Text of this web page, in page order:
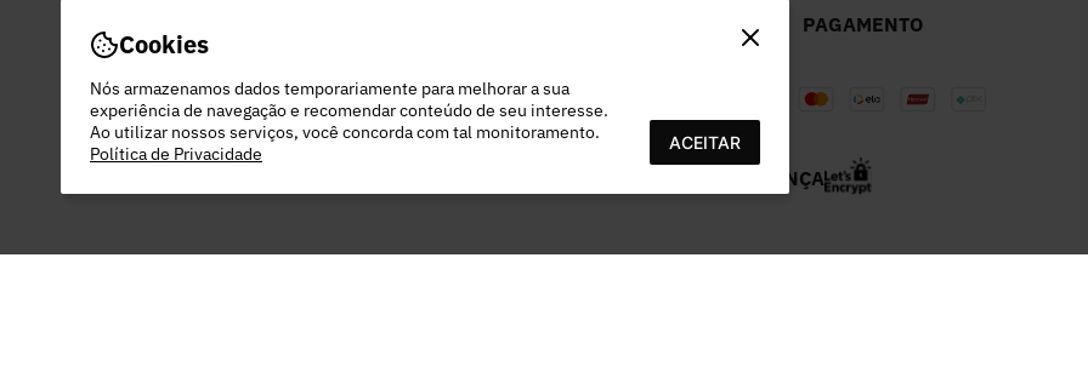
Cookies
Nós armazenamos dados temporariamente para melhorar a sua
experiência de navegação e recomendar conteúdo de seu interesse.
Ao utilizar nossos serviços, você concorda com tal monitoramento.
Política de Privacidade
ACEITAR
PAGAMENTO
SEGURANÇA